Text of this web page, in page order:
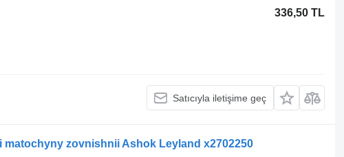
336,50 TL
Satıcıyla iletişime geç
zovnishnii Ashok Leyland x2702250